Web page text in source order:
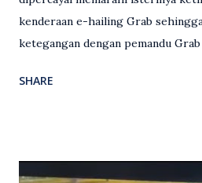
kenderaan e-hailing Grab
ketegangan dengan pemandu
antara seorang lelaki warga asing
Grab bertindak mempertahankan
SHARE